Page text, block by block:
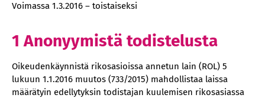
Voimassa 1.3.2016 – toistaiseksi
1 Anonyymistä todistelusta
Oikeudenkäynnistä rikosasioissa annetun lain (ROL) 5
lukuun 1.1.2016 muutos (733/2015) mahdollistaa laissa
määrätyin edellytyksin todistajan kuulemisen rikosasiassa